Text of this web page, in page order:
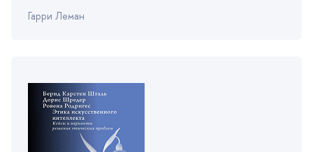
Гарри Леман